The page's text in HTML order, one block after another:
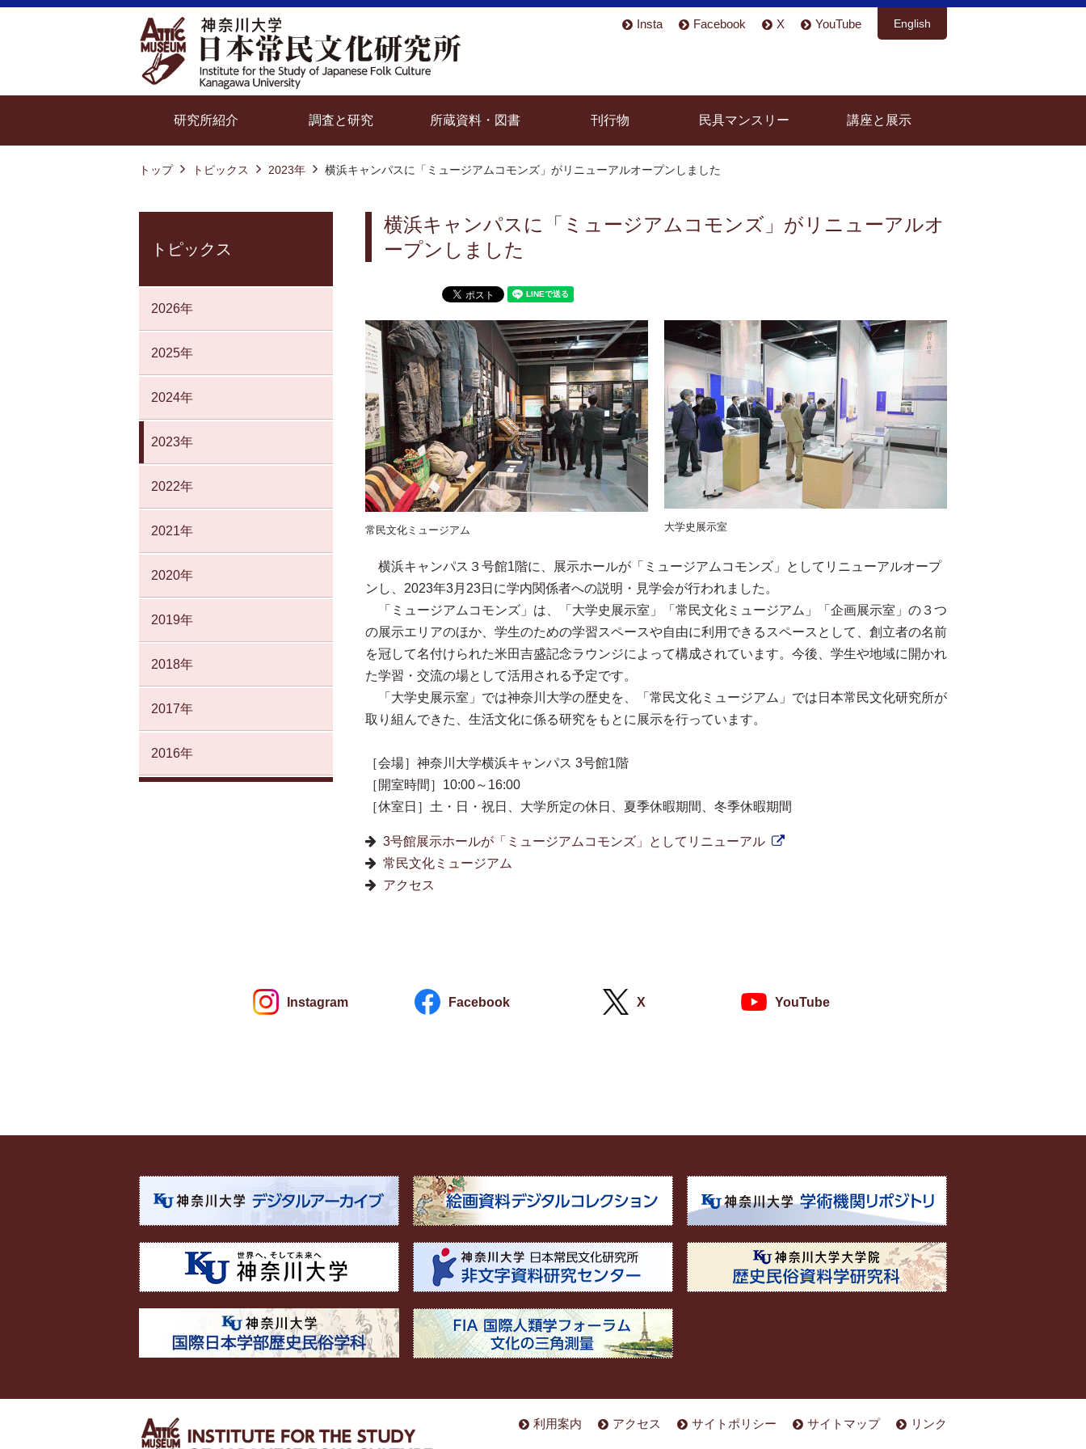
English
Insta Facebook X YouTube
研究所紹介 調査と研究 所蔵資料・図書 刊行物 民具マンスリー 講座と展示
トップ トピックス 2023年 横浜キャンパスに「ミュージアムコモンズ」がリニューアルオープンしました
横浜キャンパスに「ミュージアムコモンズ」がリニューアルオ
ープンしました
常民文化ミュージアム 大学史展示室
横浜キャンパス３号館1階に、展示ホールが「ミュージアムコモンズ」としてリニューアルオープ
ンし、2023年3月23日に学内関係者への説明・見学会が行われました。
「ミュージアムコモンズ」は、「大学史展示室」「常民文化ミュージアム」「企画展示室」の３つ
の展示エリアのほか、学生のための学習スペースや自由に利用できるスペースとして、創立者の名前
を冠して名付けられた米田吉盛記念ラウンジによって構成されています。今後、学生や地域に開かれ
た学習・交流の場として活用される予定です。
「大学史展示室」では神奈川大学の歴史を、「常民文化ミュージアム」では日本常民文化研究所が
取り組んできた、生活文化に係る研究をもとに展示を行っています。
［会場］神奈川大学横浜キャンパス 3号館1階
［開室時間］10:00～16:00
［休室日］土・日・祝日、大学所定の休日、夏季休暇期間、冬季休暇期間
3号館展示ホールが「ミュージアムコモンズ」としてリニューアル
常民文化ミュージアム
アクセス
トピックス
2026年
2025年
2024年
2023年
2022年
2021年
2020年
2019年
2018年
2017年
2016年
Instagram Facebook X YouTube
利用案内 アクセス サイトポリシー サイトマップ リンク